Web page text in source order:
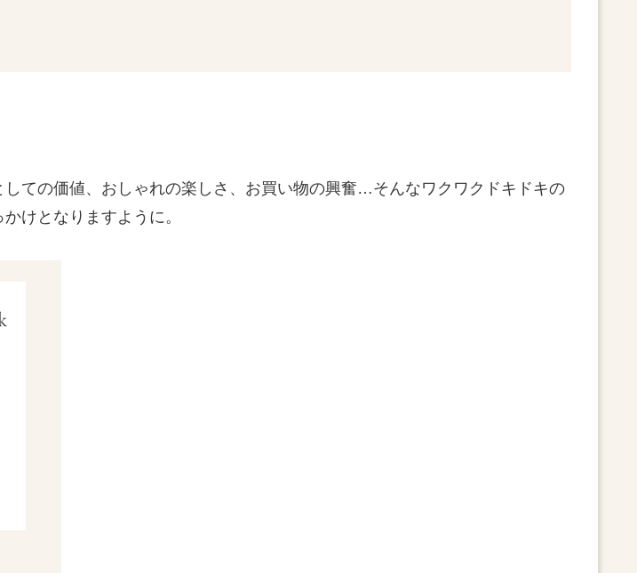
ての価値、おしゃれの楽しさ、お買い物の興奮…そんなワクワクドキドキの
けとなりますように。